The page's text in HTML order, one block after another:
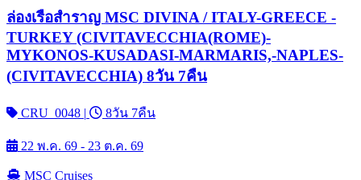
ล่องเรือสำราญ MSC DIVINA / ITALY-GREECE -
TURKEY (CIVITAVECCHIA(ROME)-
MYKONOS-KUSADASI-MARMARIS,-NAPLES-
(CIVITAVECCHIA) 8วัน 7คืน
CRU_0048 | 8วัน 7คืน
22 พ.ค. 69 - 23 ต.ค. 69
MSC Cruises